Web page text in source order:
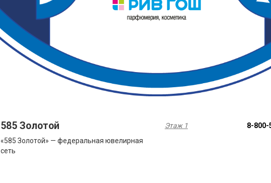
585 Золотой
«585 Золотой» — федеральная ювелирная
сеть
Этаж 1 8-800-